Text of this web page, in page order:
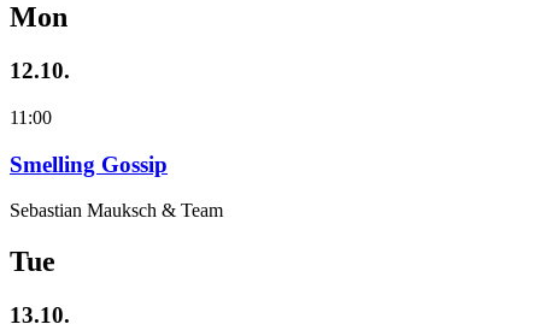
Mon
12.10.
11:00
Smelling Gossip
Sebastian Mauksch & Team
Tue
13.10.